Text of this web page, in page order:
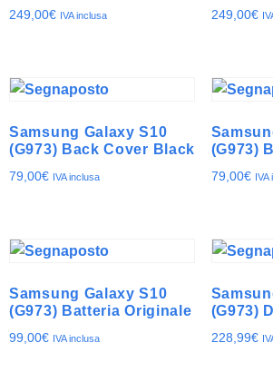
249,00€ IVA inclusa 249,00€
Samsung Galaxy S10
(G973) Back Cover Black
79,00€ IVA inclusa
(G973)
79,00€ IVA
Samsung Galaxy S10
(G973) Batteria Originale
99,00€ IVA inclusa
(G973)
228,99€